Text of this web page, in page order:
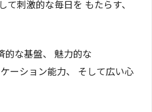
て刺激的な毎日を もたらす、
的な基盤、 魅力的な
ーション能力、 そして広い心